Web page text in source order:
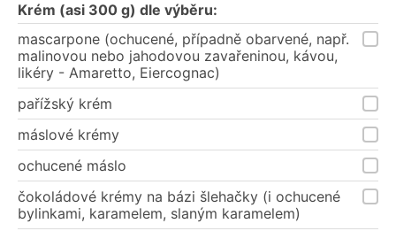
Krém (asi 300 g) dle výběru:
mascarpone (ochucené, případně obarvené, např.
malinovou nebo jahodovou zavařeninou, kávou,
likéry - Amaretto, Eiercognac)
pařížský krém
máslové krémy
ochucené máslo
čokoládové krémy na bázi šlehačky (i ochucené
bylinkami, karamelem, slaným karamelem)